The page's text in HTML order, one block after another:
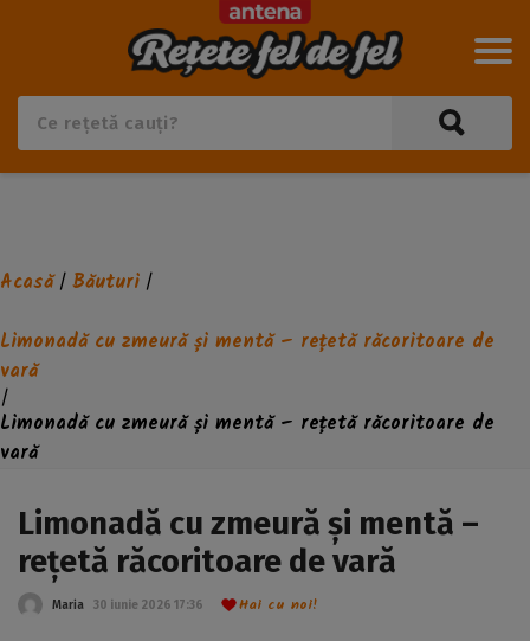
Acasă/ Băuturi /
Limonadă cu zmeură și mentă – rețetă răcoritoare de
vară
/
Limonadă cu zmeură și mentă – rețetă răcoritoare de
vară
Limonadă cu zmeură și mentă –
rețetă răcoritoare de vară
Maria 30 iunie 2026 17:36 Hai cu noi!